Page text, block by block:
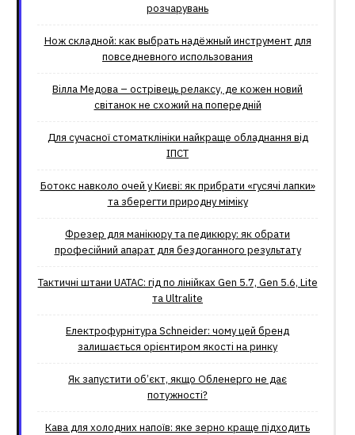
розчарувань
Нож складной: как выбрать надёжный инструмент для
повседневного использования
Вілла Медова – острівець релаксу, де кожен новий
світанок не схожий на попередній
Для сучасної стоматклініки найкраще обладнання від
ІПСТ
Ботокс навколо очей у Києві: як прибрати «гусячі лапки»
та зберегти природну міміку
Фрезер для манікюру та педикюру: як обрати
професійний апарат для бездоганного результату
Тактичні штани UATAC: гід по лінійках Gen 5.7, Gen 5.6, Lite
та Ultralite
Електрофурнітура Schneider: чому цей бренд
залишається орієнтиром якості на ринку
Як запустити об’єкт, якщо Обленерго не дає
потужності?
Кава для холодних напоїв: яке зерно краще підходить